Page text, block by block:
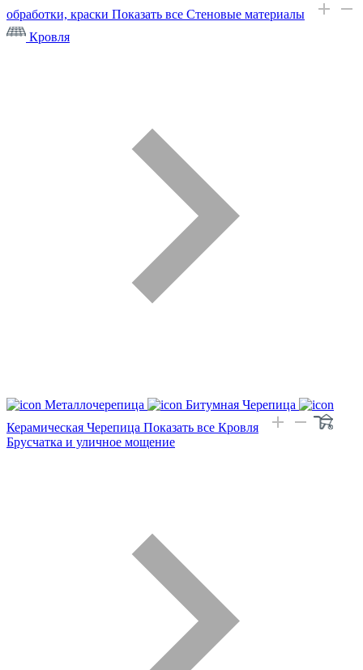
обработки, краски Показать все Стеновые материалы
Кровля
Металлочерепица
Битумная Черепица
Керамическая Черепица Показать все Кровля
Брусчатка и уличное мощение